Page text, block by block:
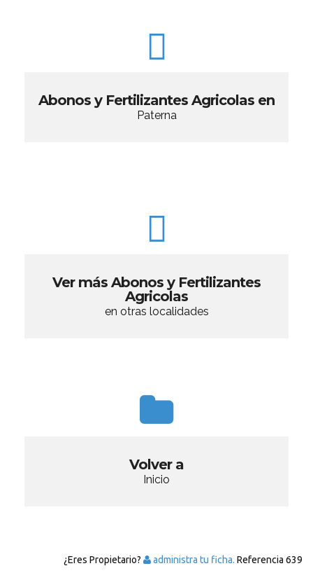
Abonos y Fertilizantes Agricolas en
Paterna
Ver más Abonos y Fertilizantes
Agricolas
en otras localidades
Volver a
Inicio
¿Eres Propietario? administra tu ficha. Referencia 639